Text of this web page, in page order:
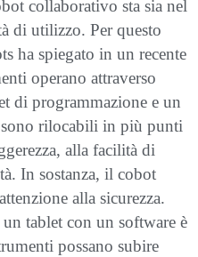
collaborativo sta sia nel
di utilizzo. Per questo
ha spiegato in un recente
operano attraverso
di programmazione e un
rilocabili in più punti
alla facilità di
In sostanza, il cobot
alla sicurezza.
tablet con un software è
possano subire